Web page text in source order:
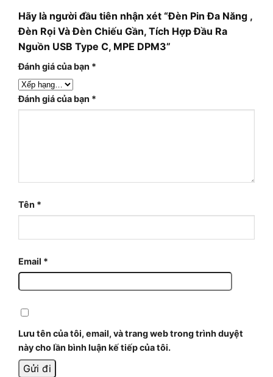
Hãy là người đầu tiên nhận xét “Đèn Pin Đa Năng ,
Đèn Rọi Và Đèn Chiếu Gần, Tích Hợp Đầu Ra
Nguồn USB Type C, MPE DPM3”
Đánh giá của bạn *
Đánh giá của bạn *
Tên *
Email *
Lưu tên của tôi, email, và trang web trong trình duyệt
này cho lần bình luận kế tiếp của tôi.